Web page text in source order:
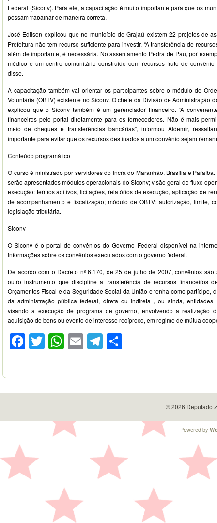
Federal (Siconv). Para ele, a capacitação é muito importante para que os
possam trabalhar de maneira correta.
José Edilson explicou que no município de Grajaú existem 22 projetos de
Prefeitura não tem recurso suficiente para investir. “A transferência de
além de importante, é necessária. No assentamento Pedra de Pau, por
médico e um centro comunitário construído com recursos fruto de
disse.
A capacitação também vai orientar os participantes sobre o módulo de
Voluntária (OBTV) existente no Siconv. O chefe da Divisão de Administração
explicou que o Siconv também é um gerenciador financeiro. “A
financeiros pelo portal diretamente para os fornecedores. Não é mais
meio de cheques e transferências bancárias”, informou Aldemir,
importante para evitar que os recursos destinados a um convênio sejam
Conteúdo programático
O curso é ministrado por servidores do Incra do Maranhão, Brasília e
serão apresentados módulos operacionais do Siconv; visão geral do fluxo
execução: termos aditivos, licitações, relatórios de execução, aplicação de
de acompanhamento e fiscalização; módulo de OBTV: autorização, limite,
legislação tributária.
Siconv
O Siconv é o portal de convênios do Governo Federal disponível na
informações sobre os convênios executados com o governo federal.
De acordo com o Decreto nº 6.170, de 25 de julho de 2007, convênios
outro instrumento que discipline a transferência de recursos financeiros
Orçamentos Fiscal e da Seguridade Social da União e tenha como partícipe,
da administração pública federal, direta ou indireta , ou ainda, entidades
visando a execução de programa de governo, envolvendo a realização
aquisição de bens ou evento de interesse recíproco, em regime de mútua
Facebook
Twitter
WhatsApp
EmailTelegram
© 2026 Deputado
Powered by